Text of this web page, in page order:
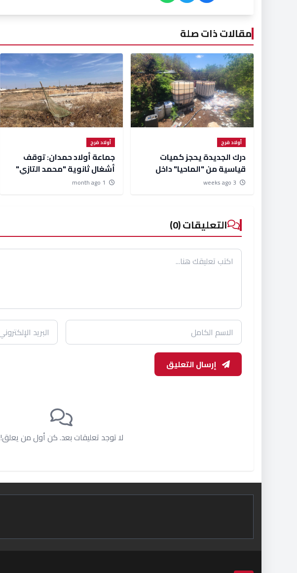
مقالات ذات صلة
أولاد فرج
درك الجديدة يحجز كميات
قياسية من "الماحيا" داخل
مصنع سري ضخم جراء تفكيكه
أولاد فرج
جماعة أولاد حمدان: توقف
أشغال ثانوية "محمد التازي"
بعد 3 أشهر.. والساكنة تناشد
التعليقات (0)
إرسال التعليق
لا توجد تعليقات بعد. كن أول من يعلق!